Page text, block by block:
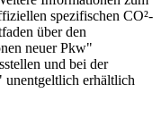
spezifischen CO²-
über den
neuer Pkw"
und bei der
erhältlich